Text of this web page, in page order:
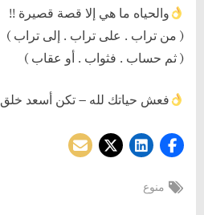
والحياه ما هي إلا قصة قصيرة !!
( من تراب . على تراب . إلى تراب )
( ثم حساب . فثواب . أو عقاب )
فعش حياتك لله – تكن أسعد خلق
Tags:
منوع